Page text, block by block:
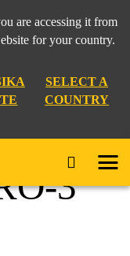
are accessing it from
for your country.
SELECT A
COUNTRY
3 SL
3